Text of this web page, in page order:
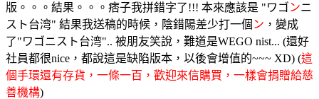
版。。。結果。。。痞子我拼錯字了!!! 本來應該是 "ワゴンニ
スト台湾" 結果我送稿的時候，陰錯陽差少打一個 ン ，變成
了"ワゴニスト台湾".. 被朋友笑說，難道是WEGO nist... (還好
社員都很nice，都說這是缺陷版本，以後會增值的~~~ XD) (這
個手環還有存貨，一條一百，歡迎來信購買，一樣會捐贈給慈
善機構)